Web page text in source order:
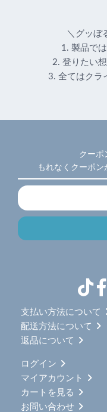
＼グッぼ
1. 製品で
2. 登りたい
3. 全てはクラ
クーポ
もれなくクーポン
支払い方法について
配送方法について
返品について
ログイン
マイアカウント
カートを見る
お問い合わせ